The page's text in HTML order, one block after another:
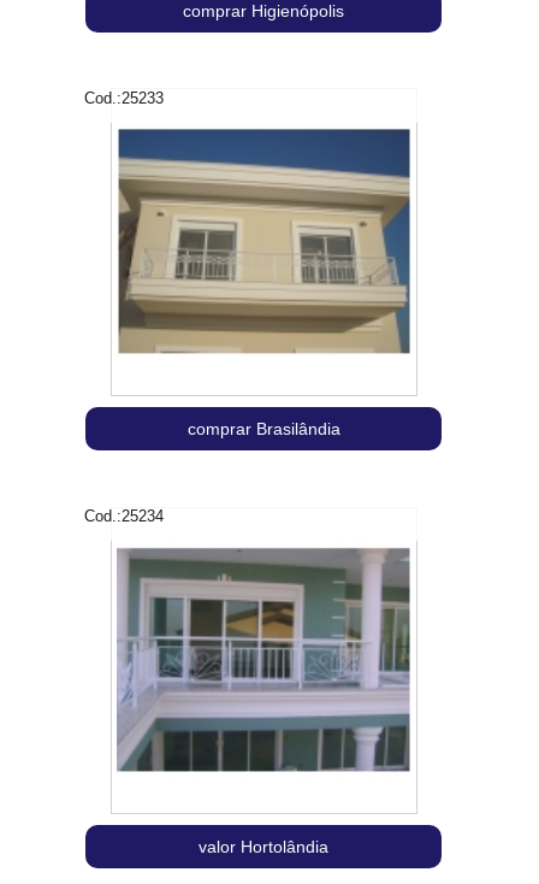
comprar Higienópolis
Cod.:25233
comprar Brasilândia
Cod.:25234
valor Hortolândia